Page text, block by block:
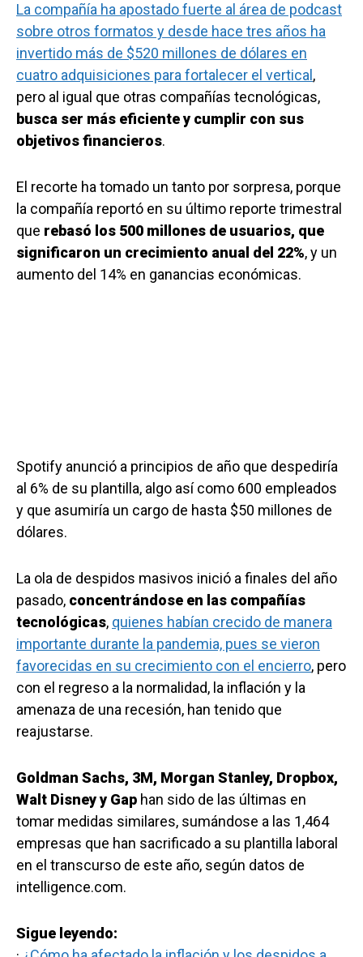
La compañía ha apostado fuerte al área de podcast
sobre otros formatos y desde hace tres años ha
invertido más de $520 millones de dólares en
cuatro adquisiciones para fortalecer el vertical ,
pero al igual que otras compañías tecnológicas,
busca ser más eficiente y cumplir con sus
objetivos financieros.
El recorte ha tomado un tanto por sorpresa, porque
la compañía reportó en su último reporte trimestral
que rebasó los 500 millones de usuarios, que
significaron un crecimiento anual del 22%, y un
aumento del 14% en ganancias económicas.
Spotify anunció a principios de año que despediría
al 6% de su plantilla, algo así como 600 empleados
y que asumiría un cargo de hasta $50 millones de
dólares.
La ola de despidos masivos inició a finales del año
pasado, concentrándose en las compañías
tecnológicas, quienes habían crecido de manera
importante durante la pandemia, pues se vieron
favorecidas en su crecimiento con el encierro, pero
con el regreso a la normalidad, la inflación y la
amenaza de una recesión, han tenido que
reajustarse.
Goldman Sachs, 3M, Morgan Stanley, Dropbox,
Walt Disney y Gap han sido de las últimas en
tomar medidas similares, sumándose a las 1,464
empresas que han sacrificado a su plantilla laboral
en el transcurso de este año, según datos de
intelligence.com.
Sigue leyendo: